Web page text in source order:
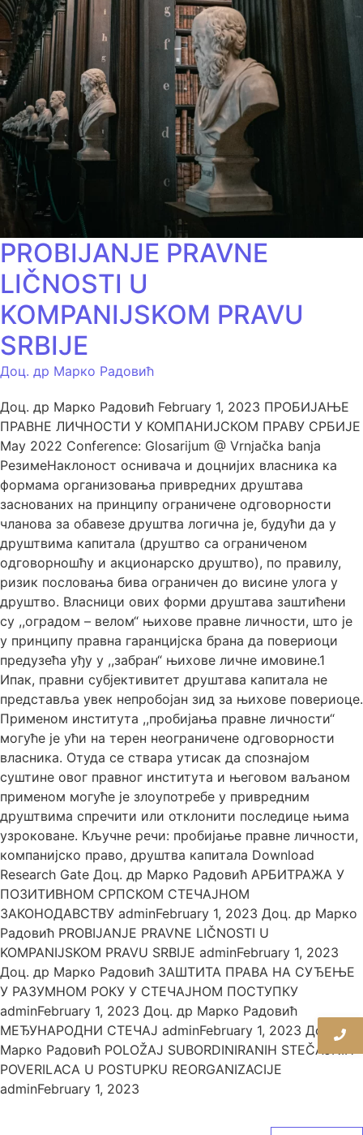
PROBIJANJE PRAVNE
LIČNOSTI U
KOMPANIJSKOM PRAVU
SRBIJE
Доц. др Марко Радовић
Доц. др Марко Радовић February 1, 2023 ПРОБИЈАЊЕ
ПРАВНЕ ЛИЧНОСТИ У КОМПАНИЈСКОМ ПРАВУ СРБИЈЕ
May 2022 Conference: Glosarijum @ Vrnjačka banja
РезимеНаклоност оснивача и доцнијих власника ка
формама организовања привредних друштава
заснованих на принципу ограничене одговорности
чланова за обавезе друштва логична је, будући да у
друштвима капитала (друштво са ограниченом
одговорношћу и акционарско друштво), по правилу,
ризик пословања бива ограничен до висине улога у
друштво. Власници ових форми друштава заштићени
су ,,оградом – велом“ њихове правне личности, што је
у принципу правна гаранцијска брана да повериоци
предузећа уђу у ,,забран“ њихове личне имовине.1
Ипак, правни субјективитет друштава капитала не
представља увек непробојан зид за њихове повериоце.
Применом института ,,пробијања правне личности“
могуће је ући на терен неограничене одговорности
власника. Отуда се ствара утисак да спознајом
суштине овог правног института и његовом ваљаном
применом могуће је злоупотребе у привредним
друштвима спречити или отклонити последице њима
узроковане. Кључне речи: пробијање правне личности,
компанијско право, друштва капитала Download
Research Gate Доц. др Марко Радовић АРБИТРАЖА У
ПОЗИТИВНОМ СРПСКОМ СТЕЧАЈНОМ
ЗАКОНОДАВСТВУ adminFebruary 1, 2023 Доц. др Марко
Радовић PROBIJANJE PRAVNE LIČNOSTI U
KOMPANIJSKOM PRAVU SRBIJE adminFebruary 1, 2023
Доц. др Марко Радовић ЗАШТИТА ПРАВА НА СУЂЕЊЕ
У РАЗУМНОМ РОКУ У СТЕЧАЈНОМ ПОСТУПКУ
adminFebruary 1, 2023 Доц. др Марко Радовић
МЕЂУНАРОДНИ СТЕЧАЈ adminFebruary 1, 2023 Доц. др
Марко Радовић POLOŽAJ SUBORDINIRANIH STEČAJNIH
POVERILACA U POSTUPKU REORGANIZACIJE
adminFebruary 1, 2023